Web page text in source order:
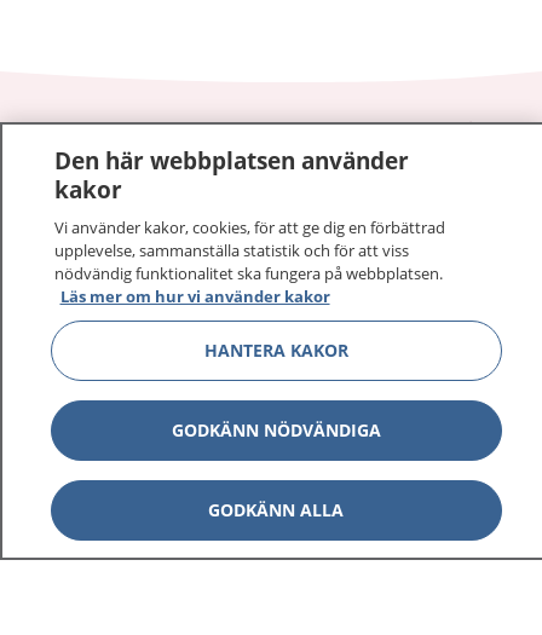
1177–tryggt om din hälsa och vård
På 1177.se får du råd om hälsa och information om
sjukdomar och vilka mottagningar du kan kontakta.
Logga in för att läsa din journal och göra dina
vårdärenden. Ring telefonnummer 1177 för
sjukvårdsrådgivning dygnet runt.
1177 ger dig råd när du vill må bättre.
1177 på flera språk Visa
Om 1177 Visa
Den här webbplatsen använder
kakor
Vi använder kakor, cookies, för att ge dig en förbättrad
upplevelse, sammanställa statistik och för att viss
nödvändig funktionalitet ska fungera på webbplatsen.
Läs mer om hur vi använder kakor
HANTERA KAKOR
GODKÄNN NÖDVÄNDIGA
GODKÄNN ALLA